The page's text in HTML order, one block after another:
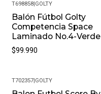
T698858| GOLTY
Balón Fútbol Golty
Competencia Space
Laminado No.4-Verde
$99.990
T702357| GOLTY